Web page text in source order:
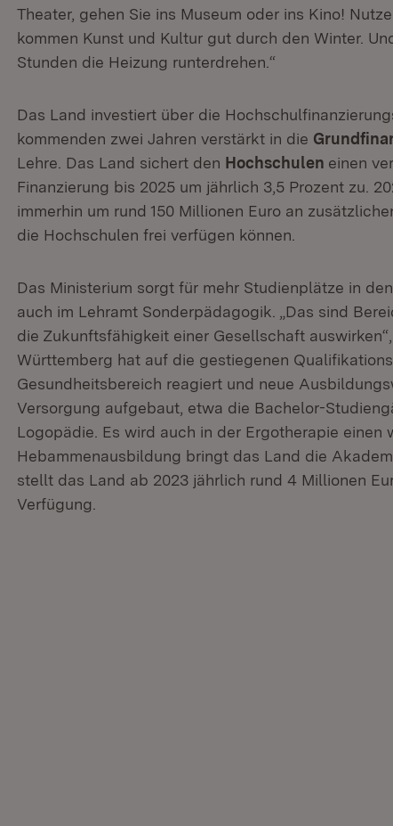
Theater, gehen Sie ins Museum oder ins Kino!
kommen Kunst und Kultur gut durch den Winter.
Stunden die Heizung runterdrehen.“
Das Land investiert über die
kommenden zwei Jahren verstärkt in die
Lehre. Das Land sichert den Hochschulen einen
Finanzierung bis 2025 um jährlich 3,5 Prozent zu.
immerhin um rund 150 Millionen Euro an
die Hochschulen frei verfügen können.
Das Ministerium sorgt für mehr Studienplätze in den
auch im Lehramt Sonderpädagogik. „Das sind
die Zukunftsfähigkeit einer Gesellschaft
Württemberg hat auf die gestiegenen
Gesundheitsbereich reagiert und neue
Versorgung aufgebaut, etwa die Bachelor-
Logopädie. Es wird auch in der Ergotherapie einen
Hebammenausbildung bringt das Land die
stellt das Land ab 2023 jährlich rund 4 Millionen
Verfügung.